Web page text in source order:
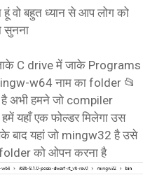
वो बहुत ध्यान से आप लोग को
सुनना
C drive में जाके Programs
w64 नाम का folder 📂
अभी हमने जो compiler
यहाँ एक फोल्डर मिलेगा उस
यहां जो mingw32 है उसे
को ओपन करना है